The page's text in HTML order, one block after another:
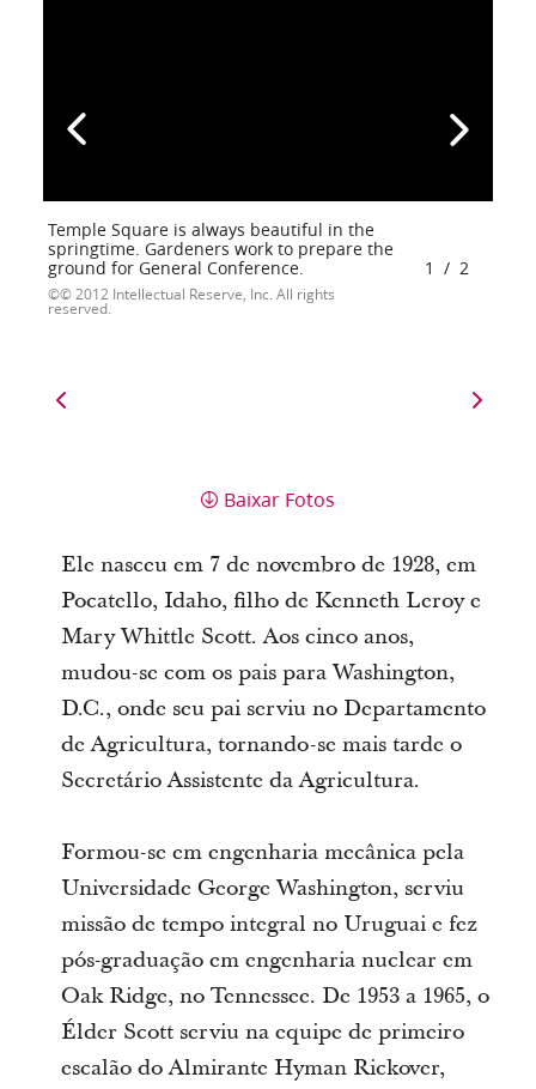
Temple Square is always beautiful in the
springtime. Gardeners work to prepare the
ground for General Conference.
© 2012 Intellectual Reserve, Inc. All rights
reserved.
1 / 2
Baixar Fotos
Ele nasceu em 7 de novembro de 1928, em
Pocatello, Idaho, filho de Kenneth Leroy e
Mary Whittle Scott. Aos cinco anos,
mudou-se com os pais para Washington,
D.C., onde seu pai serviu no Departamento
de Agricultura, tornando-se mais tarde o
Secretário Assistente da Agricultura.
Formou-se em engenharia mecânica pela
Universidade George Washington, serviu
missão de tempo integral no Uruguai e fez
pós-graduação em engenharia nuclear em
Oak Ridge, no Tennessee. De 1953 a 1965, o
Élder Scott serviu na equipe de primeiro
escalão do Almirante Hyman Rickover,